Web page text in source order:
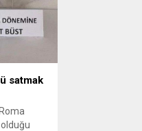
satmak